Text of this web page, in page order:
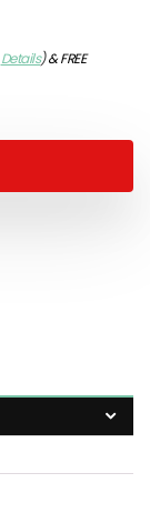
Details)&FREE